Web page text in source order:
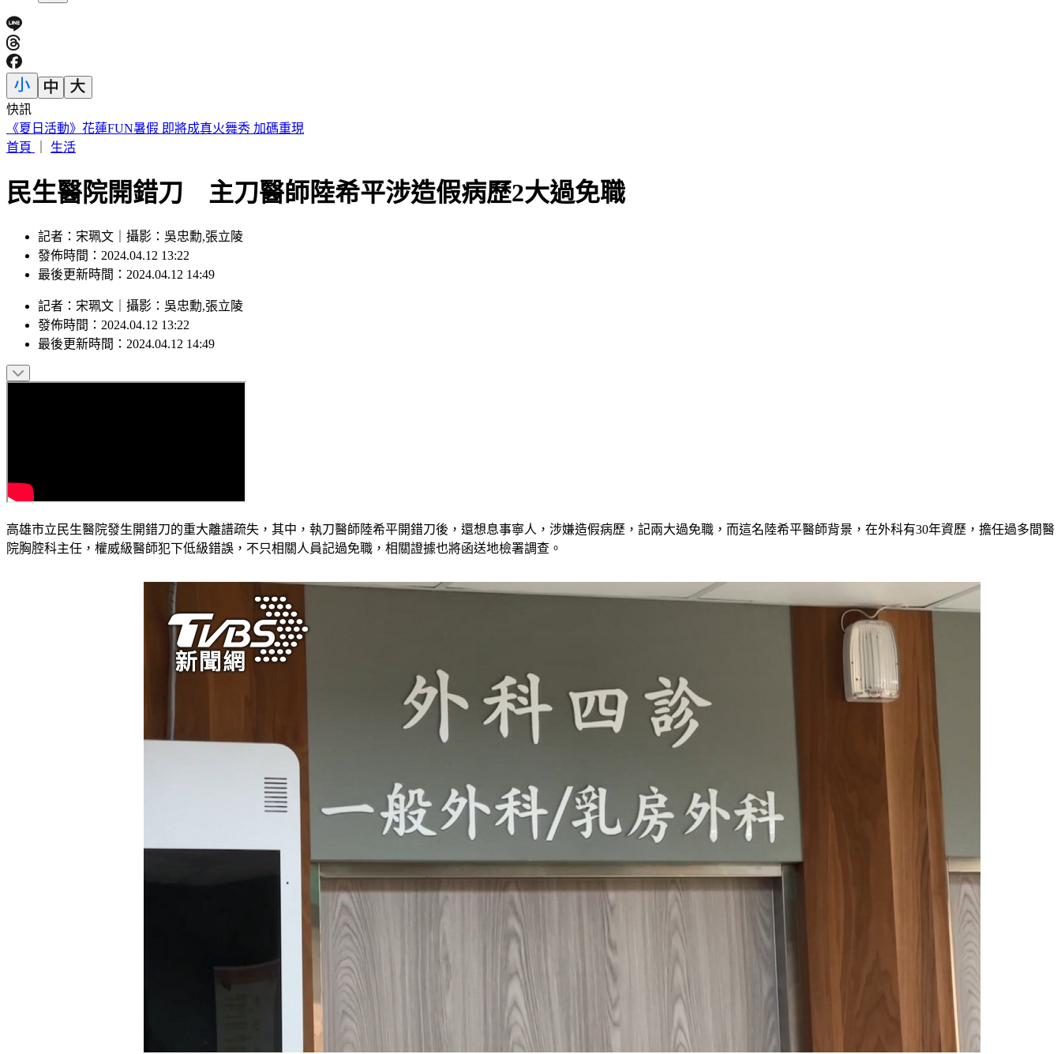
快訊
《夏日活動》花蓮FUN暑假 即將成真火舞秀 加碼重現
首頁
生活
民生醫院開錯刀 主刀醫師陸希平涉造假病歷2大過免職
記者：宋珮文｜攝影：吳忠勳,張立陵
發佈時間：2024.04.12 13:22
最後更新時間：2024.04.12 14:49
記者 ： 宋珮文 攝影 ： 吳忠勳,張立陵
發佈時間： 2024.04.12 13:22
最後更新時間： 2024.04.12 14:49
高雄市立民生醫院發生開錯刀的重大離譜疏失，其中，執刀醫師陸希平開錯刀後，還想息事寧人，涉嫌造假病歷，記兩大過免職，而這名陸希平醫師背景，在外科有30年資歷，擔任過多間醫
院胸腔科主任，權威級醫師犯下低級錯誤，不只相關人員記過免職，相關證據也將函送地檢署調查。